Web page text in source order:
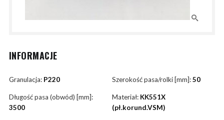
INFORMACJE
Granulacja: P220 Szerokość pasa/rolki [mm]:50
Długość pasa (obwód) [mm]:
3500
Materiał: KK551X
(pł.korund.VSM)